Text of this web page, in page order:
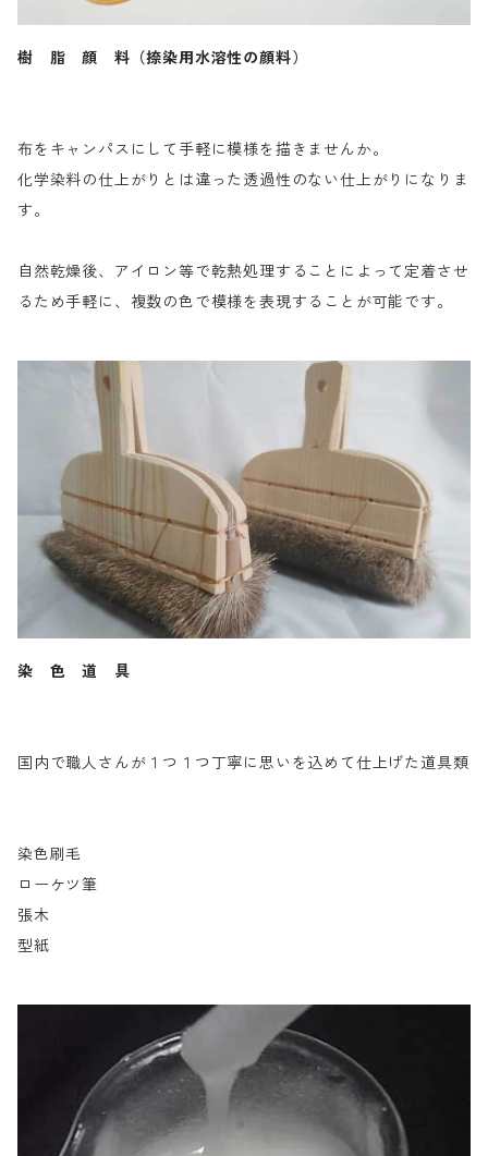
樹 脂 顔 料（捺染用水溶性の顔料）
布をキャンパスにして手軽に模様を描きませんか。
化学染料の仕上がりとは違った透過性のない仕上がりになりま
す。
自然乾燥後、アイロン等で乾熱処理することによって定着させ
るため手軽に、複数の色で模様を表現することが可能です。
染 色 道 具
国内で職人さんが１つ１つ丁寧に思いを込めて仕上げた道具類
染色刷毛
ローケツ筆
張木
型紙